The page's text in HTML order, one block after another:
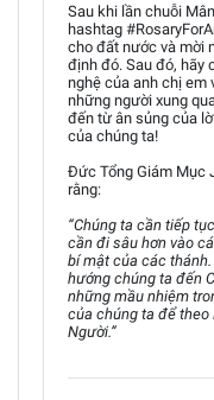
Sau khi lần chuỗi
hashtag
cho đất nước và mời
định đó. Sau đó, hãy
nghệ của anh chị em
những người xung
đến từ ân sủng của
của chúng ta!
Đức Tổng Giám Mục
rằng:
“Chúng ta cần tiếp
cần đi sâu hơn vào
bí mật của các
hướng chúng ta đến
những mầu nhiệm
của chúng ta để
Người.”